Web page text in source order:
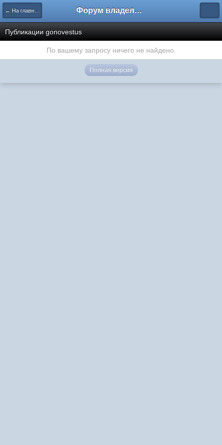
← На главную Форум владельцев интернет-магазинов
Публикации gonovestus
По вашему запросу ничего не найдено.
Полная версия